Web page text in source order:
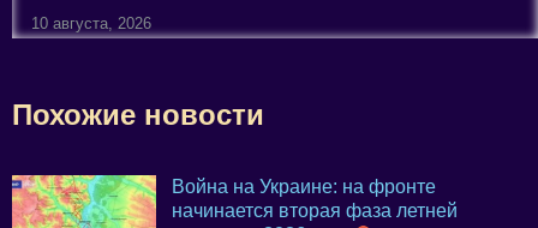
10 августа, 2026
Похожие новости
Война на Украине: на фронте
начинается вторая фаза летней